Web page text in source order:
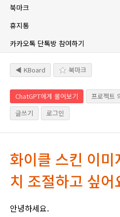
북마크
휴지통
카카오톡 단톡방 참여하기
◀ KBoard 북마크
ChatGPT에게 물어보기 프로젝트
글쓰기
로그인
화이클 스킨 이미
치 조절하고 싶어
안녕하세요.